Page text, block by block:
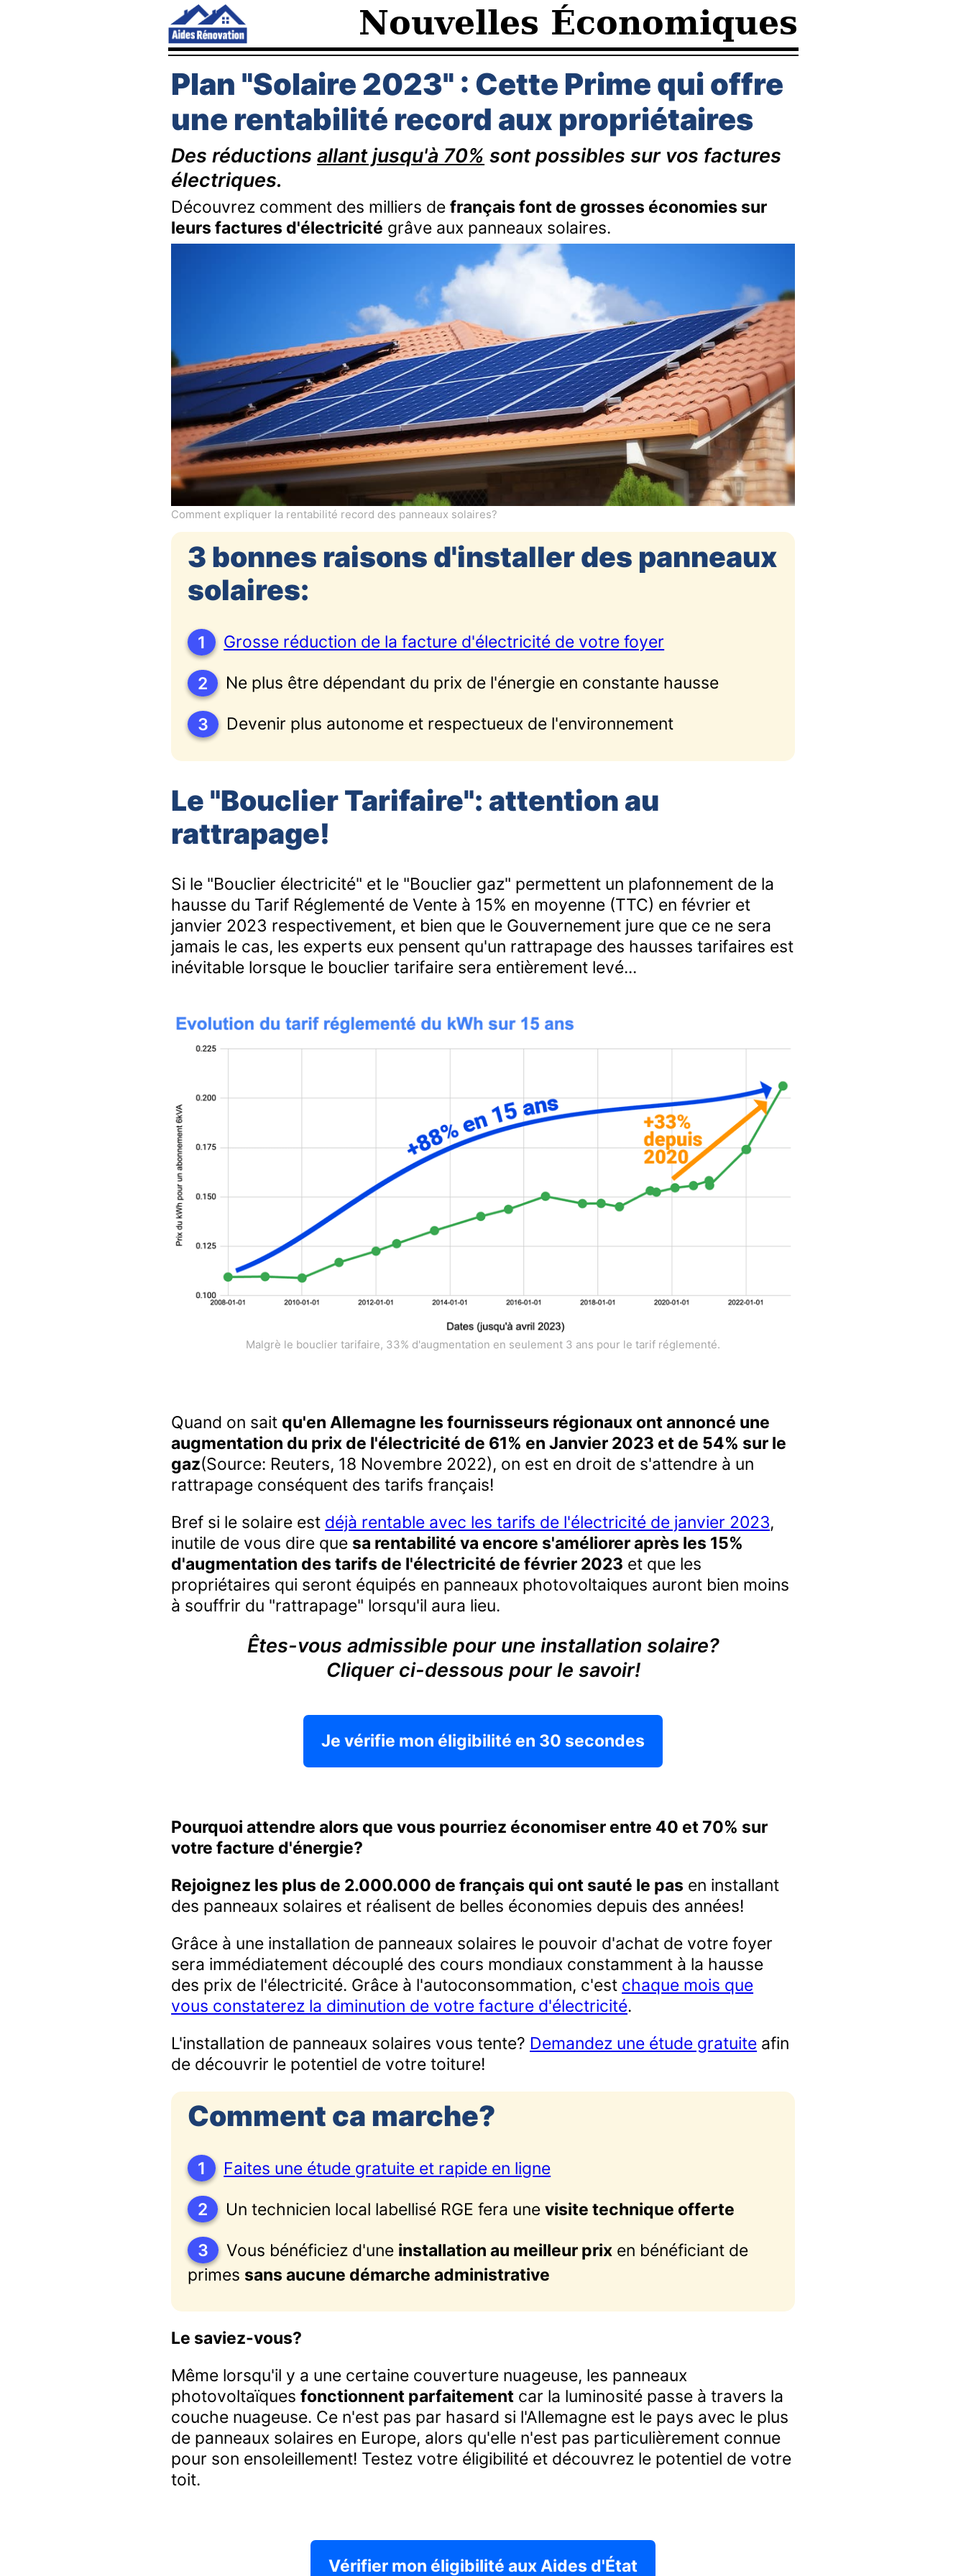
Nouvelles Économiques
Plan "Solaire 2023" : Cette Prime qui offre
une rentabilité record aux propriétaires
Des réductionsallant jusqu'à 70% sont possibles sur vos factures
électriques.
Découvrez comment des milliers defrançais font de grosses économies sur
leurs factures d'électricité grâve aux panneaux solaires.
Comment expliquer la rentabilité record des panneaux solaires?
3 bonnes raisons d'installer des panneaux
solaires:
1 Grosse réduction de la facture d'électricité de votre foyer
2 Ne plus être dépendant du prix de l'énergie en constante hausse
3 Devenir plus autonome et respectueux de l'environnement
Le "Bouclier Tarifaire": attention au
rattrapage!
Si le "Bouclier électricité" et le "Bouclier gaz" permettent un plafonnement de la
hausse du Tarif Réglementé de Vente à 15% en moyenne (TTC) en février et
janvier 2023 respectivement, et bien que le Gouvernement jure que ce ne sera
jamais le cas, les experts eux pensent qu'un rattrapage des hausses tarifaires est
inévitable lorsque le bouclier tarifaire sera entièrement levé...
Malgrè le bouclier tarifaire, 33% d'augmentation en seulement 3 ans pour le tarif réglementé.
Quand on sait qu'en Allemagne les fournisseurs régionaux ont annoncé une
augmentation du prix de l'électricité de 61% en Janvier 2023 et de 54% sur le
gaz(Source: Reuters, 18 Novembre 2022), on est en droit de s'attendre à un
rattrapage conséquent des tarifs français!
Bref si le solaire est déjà rentable avec les tarifs de l'électricité de janvier 2023,
inutile de vous dire que sa rentabilité va encore s'améliorer après les 15%
d'augmentation des tarifs de l'électricité de février 2023 et que les
propriétaires qui seront équipés en panneaux photovoltaiques auront bien moins
à souffrir du "rattrapage" lorsqu'il aura lieu.
Êtes-vous admissible pour une installation solaire?
Cliquer ci-dessous pour le savoir!
Je vérifie mon éligibilité en 30 secondes
Pourquoi attendre alors que vous pourriez économiser entre 40 et 70% sur
votre facture d'énergie?
Rejoignez les plus de 2.000.000 de français qui ont sauté le pas en installant
des panneaux solaires et réalisent de belles économies depuis des années!
Grâce à une installation de panneaux solaires le pouvoir d'achat de votre foyer
sera immédiatement découplé des cours mondiaux constamment à la hausse
des prix de l'électricité. Grâce à l'autoconsommation, c'est chaque mois que
vous constaterez la diminution de votre facture d'électricité.
L'installation de panneaux solaires vous tente? Demandez une étude gratuite afin
de découvrir le potentiel de votre toiture!
Comment ca marche?
1 Faites une étude gratuite et rapide en ligne
2 Un technicien local labellisé RGE fera unevisite technique offerte
3 Vous bénéficiez d'une installation au meilleur prix en bénéficiant de
primes sans aucune démarche administrative
Le saviez-vous?
Même lorsqu'il y a une certaine couverture nuageuse, les panneaux
photovoltaïquesfonctionnent parfaitement car la luminosité passe à travers la
couche nuageuse. Ce n'est pas par hasard si l'Allemagne est le pays avec le plus
de panneaux solaires en Europe, alors qu'elle n'est pas particulièrement connue
pour son ensoleillement! Testez votre éligibilité et découvrez le potentiel de votre
toit.
Vérifier mon éligibilité aux Aides d'État